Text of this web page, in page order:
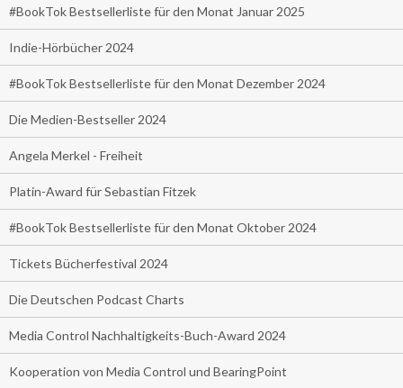
#BookTok Bestsellerliste für den Monat Januar 2025
Indie-Hörbücher 2024
#BookTok Bestsellerliste für den Monat Dezember 2024
Die Medien-Bestseller 2024
Angela Merkel - Freiheit
Platin-Award für Sebastian Fitzek
#BookTok Bestsellerliste für den Monat Oktober 2024
Tickets Bücherfestival 2024
Die Deutschen Podcast Charts
Media Control Nachhaltigkeits-Buch-Award 2024
Kooperation von Media Control und BearingPoint